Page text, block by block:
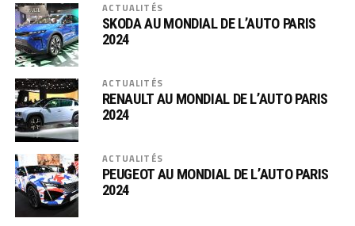
ACTUALITÉS
SKODA AU MONDIAL DE L’AUTO PARIS
2024
ACTUALITÉS
RENAULT AU MONDIAL DE L’AUTO PARIS
2024
ACTUALITÉS
PEUGEOT AU MONDIAL DE L’AUTO PARIS
2024